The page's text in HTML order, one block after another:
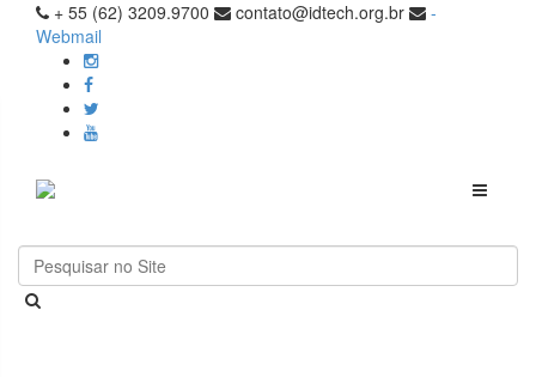
+ 55 (62) 3209.9700 contato@idtech.org.br
-
Webmail
Toggle